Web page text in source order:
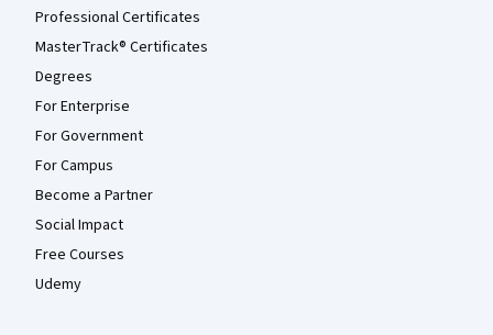
Professional Certificates
MasterTrack® Certificates
Degrees
For Enterprise
For Government
For Campus
Become a Partner
Social Impact
Free Courses
Udemy